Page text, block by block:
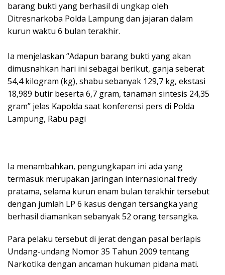
barang bukti yang berhasil di ungkap oleh
Ditresnarkoba Polda Lampung dan jajaran dalam
kurun waktu 6 bulan terakhir.
Ia menjelaskan “Adapun barang bukti yang akan
dimusnahkan hari ini sebagai berikut, ganja seberat
54,4 kilogram (kg), shabu sebanyak 129,7 kg, ekstasi
18,989 butir beserta 6,7 gram, tanaman sintesis 24,35
gram” jelas Kapolda saat konferensi pers di Polda
Lampung, Rabu pagi
Ia menambahkan, pengungkapan ini ada yang
termasuk merupakan jaringan internasional fredy
pratama, selama kurun enam bulan terakhir tersebut
dengan jumlah LP 6 kasus dengan tersangka yang
berhasil diamankan sebanyak 52 orang tersangka.
Para pelaku tersebut di jerat dengan pasal berlapis
Undang-undang Nomor 35 Tahun 2009 tentang
Narkotika dengan ancaman hukuman pidana mati.